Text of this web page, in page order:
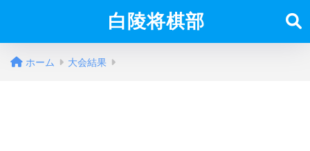
白陵将棋部
ホーム 大会結果